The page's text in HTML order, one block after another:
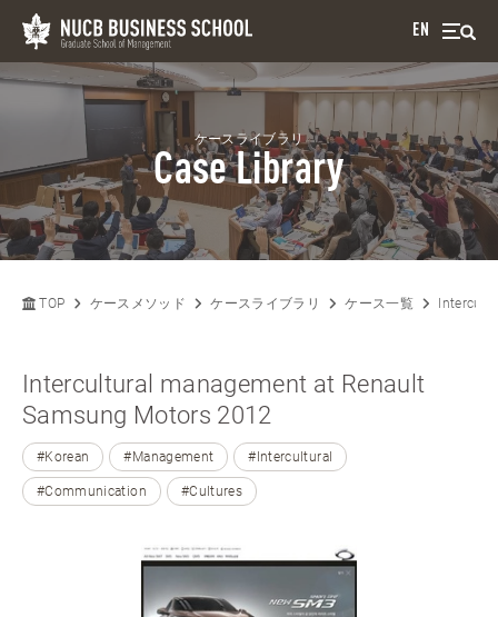
EN
ケースライブラリ
Case Library
TOP ケースメソッド ケースライブラリ ケース一覧
Intercultural management at Renault
Samsung Motors 2012
#Korean #Management #Intercultural
#Communication #Cultures